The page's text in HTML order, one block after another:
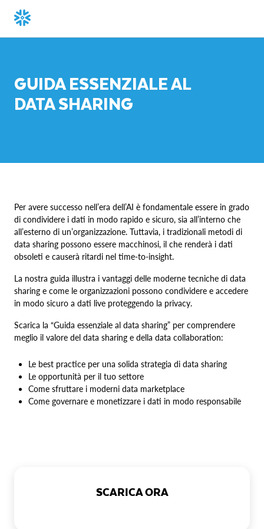
GUIDA ESSENZIALE AL
DATA SHARING
Per avere successo nell’era dell’AI è fondamentale essere in grado
di condividere i dati in modo rapido e sicuro, sia all’interno che
all’esterno di un’organizzazione. Tuttavia, i tradizionali metodi di
data sharing possono essere macchinosi, il che renderà i dati
obsoleti e causerà ritardi nel time-to-insight.
La nostra guida illustra i vantaggi delle moderne tecniche di data
sharing e come le organizzazioni possono condividere e accedere
in modo sicuro a dati live proteggendo la privacy.
Scarica la “Guida essenziale al data sharing” per comprendere
meglio il valore del data sharing e della data collaboration:
Le best practice per una solida strategia di data sharing
Le opportunità per il tuo settore
Come sfruttare i moderni data marketplace
Come governare e monetizzare i dati in modo responsabile
SCARICA ORA